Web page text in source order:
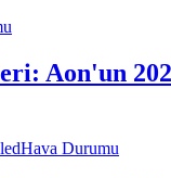
Aon'un
Hava Durumu